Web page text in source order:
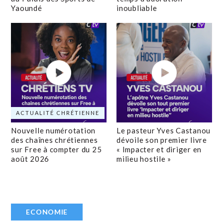
Yaoundé
inoubliable
ACTUALITÉ CHRÉTIENNE
Nouvelle numérotation
des chaînes chrétiennes
sur Free à compter du 25
août 2026
Le pasteur Yves Castanou
dévoile son premier livre
« Impacter et diriger en
milieu hostile »
ECONOMIE